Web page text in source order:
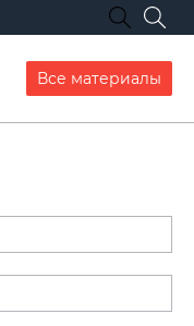
Все материалы